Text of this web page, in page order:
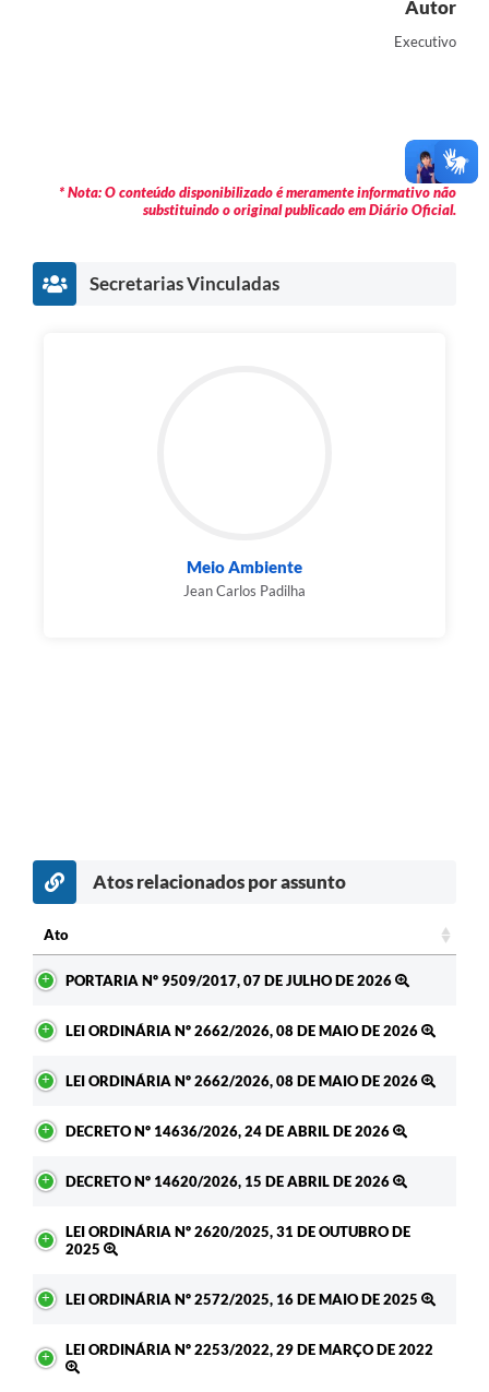
Autor
Executivo
* Nota: O conteúdo disponibilizado é meramente informativo não
substituindo o original publicado em Diário Oficial.
Secretarias Vinculadas
Meio Ambiente
Jean Carlos Padilha
Atos relacionados por assunto
Ato
PORTARIA Nº 9509/2017, 07 DE JULHO DE 2026
LEI ORDINÁRIA Nº 2662/2026, 08 DE MAIO DE 2026
LEI ORDINÁRIA Nº 2662/2026, 08 DE MAIO DE 2026
DECRETO Nº 14636/2026, 24 DE ABRIL DE 2026
DECRETO Nº 14620/2026, 15 DE ABRIL DE 2026
LEI ORDINÁRIA Nº 2620/2025, 31 DE OUTUBRO DE
2025
LEI ORDINÁRIA Nº 2572/2025, 16 DE MAIO DE 2025
LEI ORDINÁRIA Nº 2253/2022, 29 DE MARÇO DE 2022